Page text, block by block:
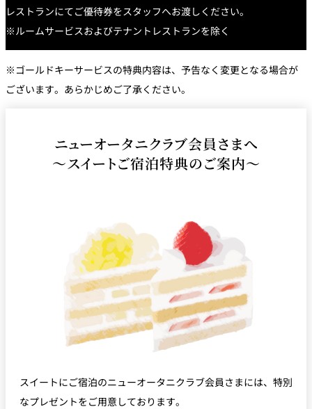
レストランにてご優待券をスタッフへお渡しください。
※ルームサービスおよびテナントレストランを除く
※ゴールドキーサービスの特典内容は、予告なく変更となる場合が
ございます。あらかじめご了承ください。
ニューオータニクラブ会員さまへ
～スイートご宿泊特典のご案内～
スイートにご宿泊のニューオータニクラブ会員さまには、特別
なプレゼントをご用意しております。